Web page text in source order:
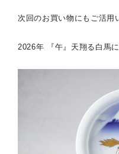
次回のお買い物にもご活用
2026年 『午』天翔る白馬